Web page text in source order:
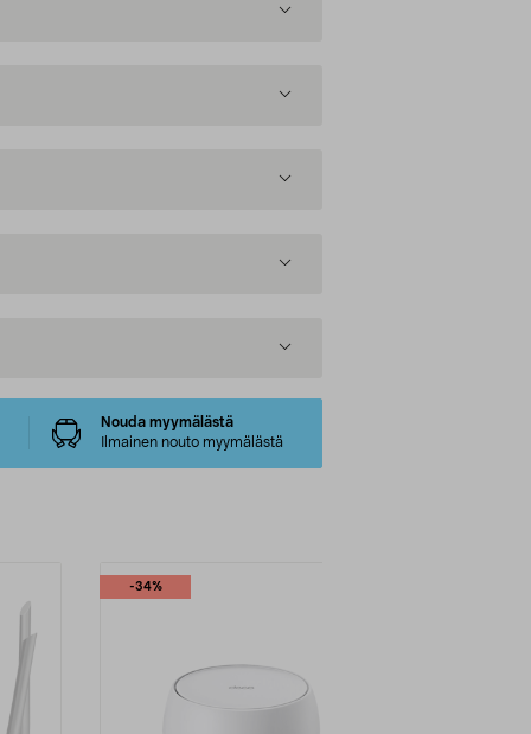
Nouda myymälästä
Ilmainen nouto myymälästä
-34%